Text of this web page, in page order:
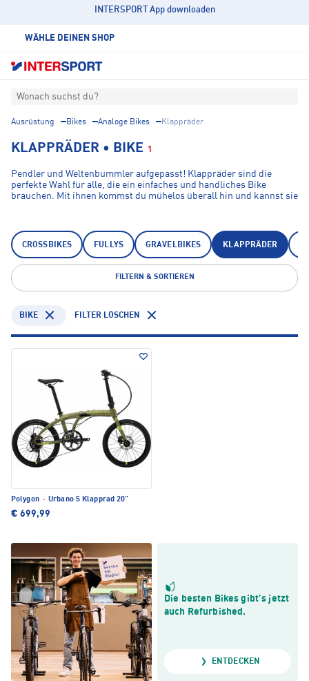
INTERSPORT App downloaden
WÄHLE DEINEN SHOP
Wonach suchst du?
Ausrüstung Bikes Analoge Bikes Klappräder
KLAPPRÄDER • BIKE 1
Pendler und Weltenbummler aufgepasst! Klappräder sind die
perfekte Wahl für alle, die ein einfaches und handliches Bike
brauchen. Mit ihnen kommst du mühelos überall hin und kannst sie
Hause platzsparend verstauen willst. Schnapp dir jetzt dein
Klapprad im INTERSPORT Shop und sei ab sofort immer mobil,
wenn du es benötigst.
CROSSBIKES FULLYS GRAVELBIKES KLAPPRÄDER
FILTERN & SORTIEREN
BIKE FILTER LÖSCHEN
Polygon · Urbano 5 Klapprad 20"
€ 699,99
Die besten Bikes gibt’s jetzt
auch Refurbished.
ENTDECKEN